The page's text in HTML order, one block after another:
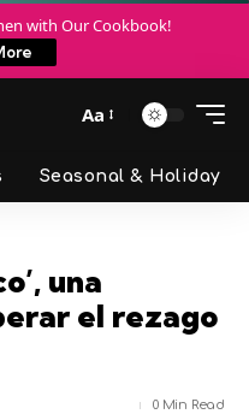
with Our Cookbook!
Aa
Seasonal & Holiday
una
el rezago
0 Min Read